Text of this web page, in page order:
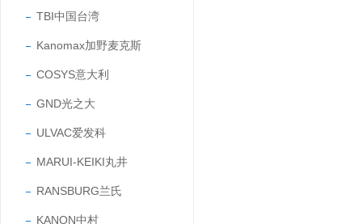
TBI中国台湾
Kanomax加野麦克斯
COSYS意大利
GND光之大
ULVAC爱发科
MARUI-KEIKI丸井
RANSBURG兰氏
KANON中村